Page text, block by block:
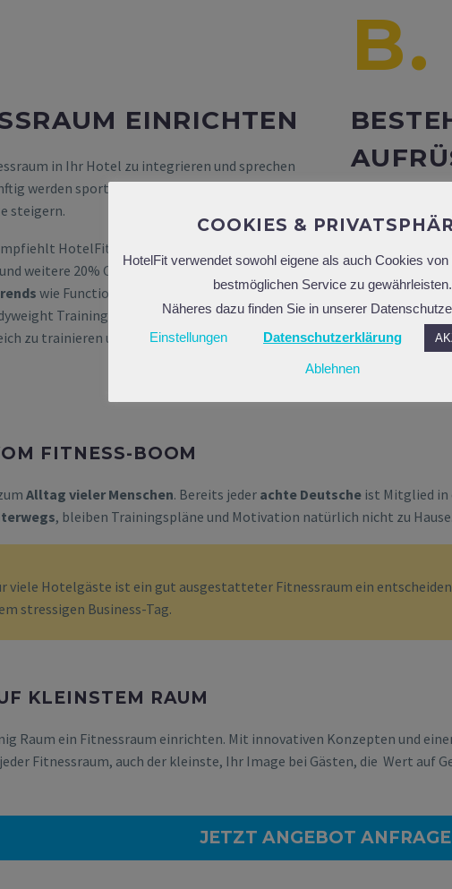
EINRICHTEN
in Ihr Hotel zu integrieren und sprechen
werden sportbegeisterte Reisende zu Ihren
steigern.
HotelFit eine
weitere 20% Core-Trainingsgeräte. Integrieren
wie Functional Fitness, High Intensity
Training. Ihre Gäste haben so die
zu trainieren und werden begeistert sein.
B.
Investieren
waren, werden
Bewertungen
Geräte
Erwartungen
Gestalten Sie
FITNESS-BOOM
Alltag vieler Menschen. Bereits jeder achte Deutsche ist Mitglied in
, bleiben Trainingspläne und Motivation natürlich nicht zu Hause.
viele Hotelgäste ist ein gut ausgestatteter Fitnessraum ein
stressigen Business-Tag.
KLEINSTEM RAUM
Raum ein Fitnessraum einrichten. Mit innovativen Konzepten und
Fitnessraum, auch der kleinste, Ihr Image bei Gästen, die Wert auf
JETZT ANGEBOT
COOKIES &
HotelFit verwendet sowohl eigene als auch Cookies
bestmöglichen Service zu gewährleisten.
Näheres dazu finden Sie in unserer
Einstellungen
Datenschutzerklärung
Ablehnen